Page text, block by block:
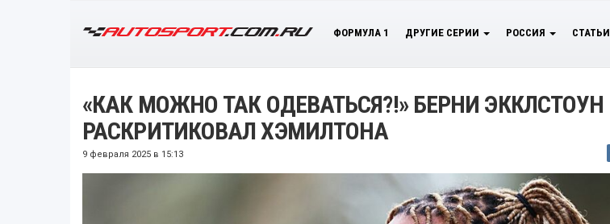
ФОРМУЛА 1 ДРУГИЕ СЕРИИ РОССИЯ СТАТЬИ
«КАК МОЖНО ТАК ОДЕВАТЬСЯ?!» БЕРНИ ЭККЛСТОУН
РАСКРИТИКОВАЛ ХЭМИЛТОНА
9 февраля 2025 в 15:13